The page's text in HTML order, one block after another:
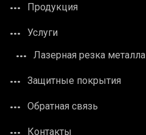
Продукция
Услуги
Лазерная резка металла
Защитные покрытия
Обратная связь
Контакты